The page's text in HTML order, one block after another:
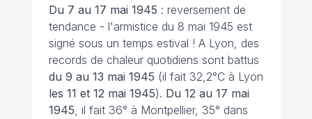
Du 7 au 17 mai 1945 : reversement de
tendance - l'armistice du 8 mai 1945 est
signé sous un temps estival ! A Lyon, des
records de chaleur quotidiens sont battus
du 9 au 13 mai 1945 (il fait 32,2°C à Lyon
les 11 et 12 mai 1945). Du 12 au 17 mai
1945, il fait 36° à Montpellier, 35° dans